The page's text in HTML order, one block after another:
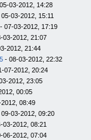
03-2012, 14:28
03-2012, 15:11
- 07-03-2012, 17:19
03-2012, 21:07
2012, 21:44
- 08-03-2012, 22:32
07-2012, 20:24
2012, 23:05
00:05
08:49
09-03-2012, 09:20
03-2012, 08:21
06-2012, 07:04